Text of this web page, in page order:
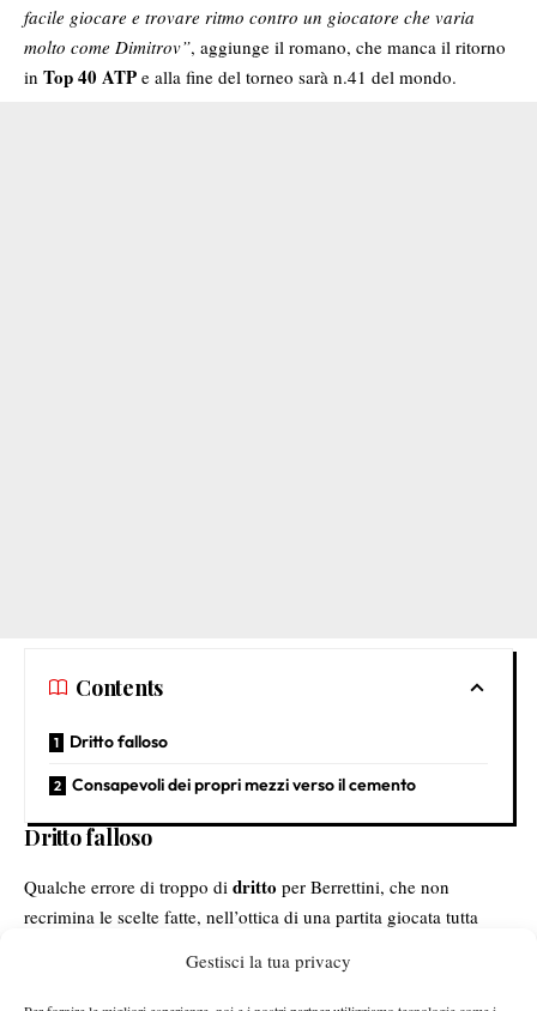
Gestisci la tua privacy
facile giocare e trovare ritmo contro un giocatore che varia
molto come Dimitrov”, aggiunge il romano, che manca il ritorno
in Top 40 ATP e alla fine del torneo sarà n.41 del mondo.
Contents
Dritto falloso
Consapevoli dei propri mezzi verso il cemento
Dritto falloso
Qualche errore di troppo di dritto per Berrettini, che non
recrimina le scelte fatte, nell’ottica di una partita giocata tutta
forzarlo un po’ di più. Se non avessi sbagliato qualche dritto